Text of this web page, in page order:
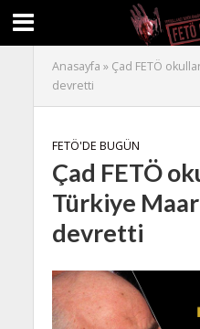
Anasayfa » Çad FETÖ
devretti
FETÖ'DE BUGÜN
Çad FETÖ
Türkiye
devretti